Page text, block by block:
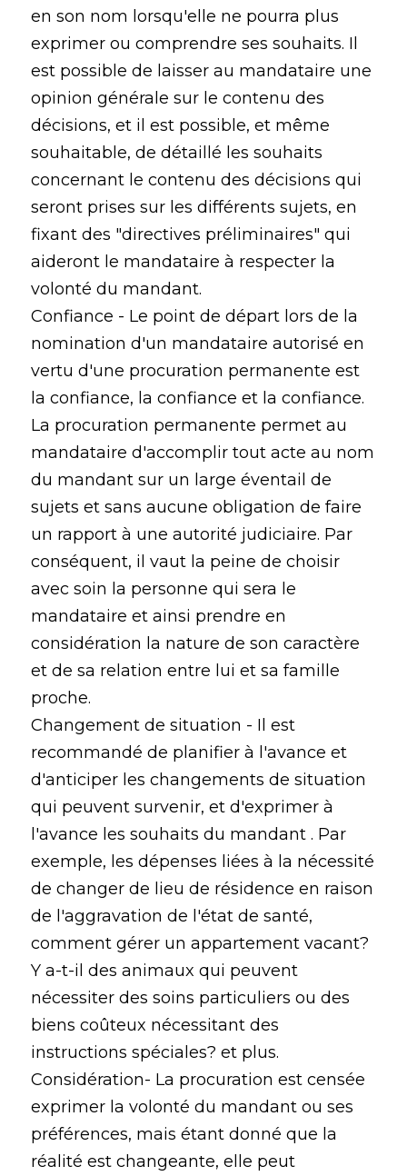
en son nom lorsqu'elle ne pourra plus
exprimer ou comprendre ses souhaits. Il
est possible de laisser au mandataire une
opinion générale sur le contenu des
décisions, et il est possible, et même
souhaitable, de détaillé les souhaits
concernant le contenu des décisions qui
seront prises sur les différents sujets, en
fixant des "directives préliminaires" qui
aideront le mandataire à respecter la
volonté du mandant.
Confiance - Le point de départ lors de la
nomination d'un mandataire autorisé en
vertu d'une procuration permanente est
la confiance, la confiance et la confiance.
La procuration permanente permet au
mandataire d'accomplir tout acte au nom
du mandant sur un large éventail de
sujets et sans aucune obligation de faire
un rapport à une autorité judiciaire. Par
conséquent, il vaut la peine de choisir
avec soin la personne qui sera le
mandataire et ainsi prendre en
considération la nature de son caractère
et de sa relation entre lui et sa famille
proche.
Changement de situation - Il est
recommandé de planifier à l'avance et
d'anticiper les changements de situation
qui peuvent survenir, et d'exprimer à
l'avance les souhaits du mandant . Par
exemple, les dépenses liées à la nécessité
de changer de lieu de résidence en raison
de l'aggravation de l'état de santé,
comment gérer un appartement vacant?
Y a-t-il des animaux qui peuvent
nécessiter des soins particuliers ou des
biens coûteux nécessitant des
instructions spéciales? et plus.
Considération- La procuration est censée
exprimer la volonté du mandant ou ses
préférences, mais étant donné que la
réalité est changeante, elle peut